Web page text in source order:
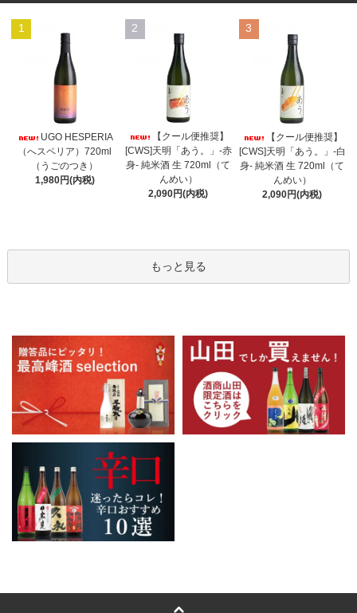
1
UGO HESPERIA
（へスペリア）720ml
（うごのつき）
1,980円(内税)
2
【クール便推奨】
[CWS]天明「あう。」-赤
身- 純米酒 生 720ml（て
んめい）
2,090円(内税)
3
【クール便推奨】
[CWS]天明「あう。」-白
身- 純米酒 生 720ml（て
んめい）
2,090円(内税)
もっと見る